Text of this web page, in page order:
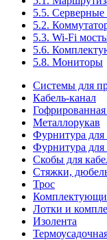
5.5.
5.2.
5.3. Wi-Fi
5.6.
5.8. Мониторы
Системы для
Кабель-канал
Гофрированная
Металлорукав
Фурнитура для
Фурнитура для
Скобы для
Стяжки,
Трос
Лотки и
Изолента